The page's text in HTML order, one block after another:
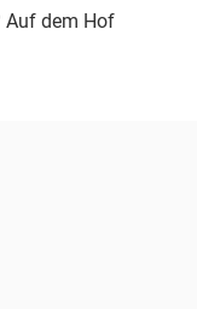
Auf dem Hof